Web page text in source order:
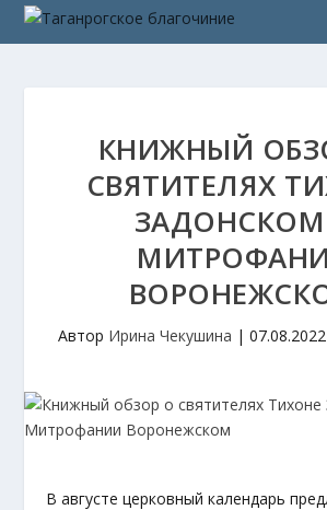
КНИЖНЫЙ
СВЯТИТЕЛЯХ
Автор Ирина Чекушина | 07.08.2022
В августе церковный календарь